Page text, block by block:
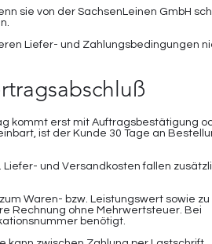
sie von der SachsenLeinen GmbH
Liefer- und Zahlungsbedingungen
kommt erst mit Auftragsbestätigung
ist der Kunde 30 Tage an
und Versandkosten fallen
Waren- bzw. Leistungswert sowie zu
Rechnung ohne Mehrwertsteuer. Bei
benötigt.